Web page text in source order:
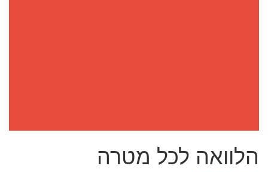
הלוואה לכל מטרה